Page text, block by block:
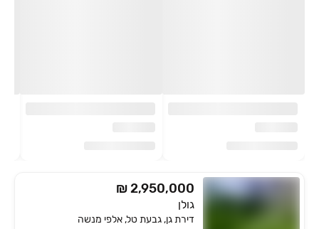
₪ 2,950,000
גולן
דירת גן, גבעת טל, אלפי מנשה